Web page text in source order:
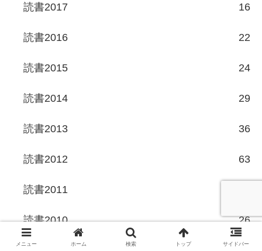
読書2017 16
読書2016 22
読書2015 24
読書2014 29
読書2013 36
読書2012 63
読書2011
読書2010 26
メニュー ホーム 検索 トップ サイドバー